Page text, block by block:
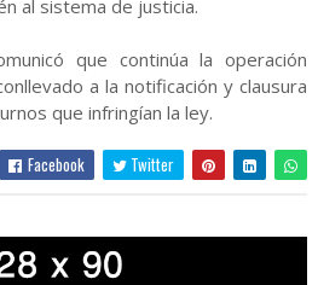
al sistema de justicia.
que continúa la operación
a la notificación y clausura
que infringían la ley.
Facebook Twitter